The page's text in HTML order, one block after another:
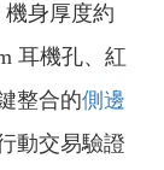
機身厚度約
耳機孔、紅
整合的側邊
動交易驗證